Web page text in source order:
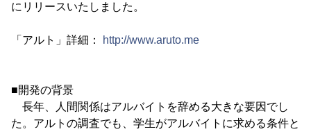
にリリースいたしました。
「アルト」詳細： http://www.aruto.me
■開発の背景
長年、人間関係はアルバイトを辞める大きな要因でし
た。アルトの調査でも、学生がアルバイトに求める条件と